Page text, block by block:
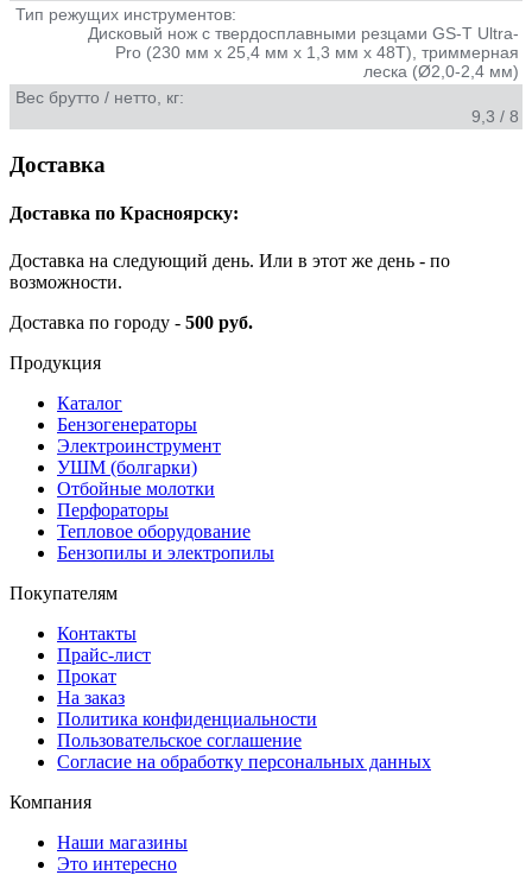
Тип режущих инструментов:
Дисковый нож c твердосплавными резцами GS-T Ultra-
Pro (230 мм х 25,4 мм х 1,3 мм x 48T), триммерная
леска (Ø2,0-2,4 мм)
Вес брутто / нетто, кг:
9,3 / 8
Доставка
Доставка по Красноярску:
Доставка на следующий день. Или в этот же день - по
возможности.
Доставка по городу - 500 руб.
Продукция
Каталог
Бензогенераторы
Электроинструмент
УШМ (болгарки)
Отбойные молотки
Перфораторы
Тепловое оборудование
Бензопилы и электропилы
Покупателям
Контакты
Прайс-лист
Прокат
На заказ
Политика конфиденциальности
Пользовательское соглашение
Согласие на обработку персональных данных
Компания
Наши магазины
Это интересно